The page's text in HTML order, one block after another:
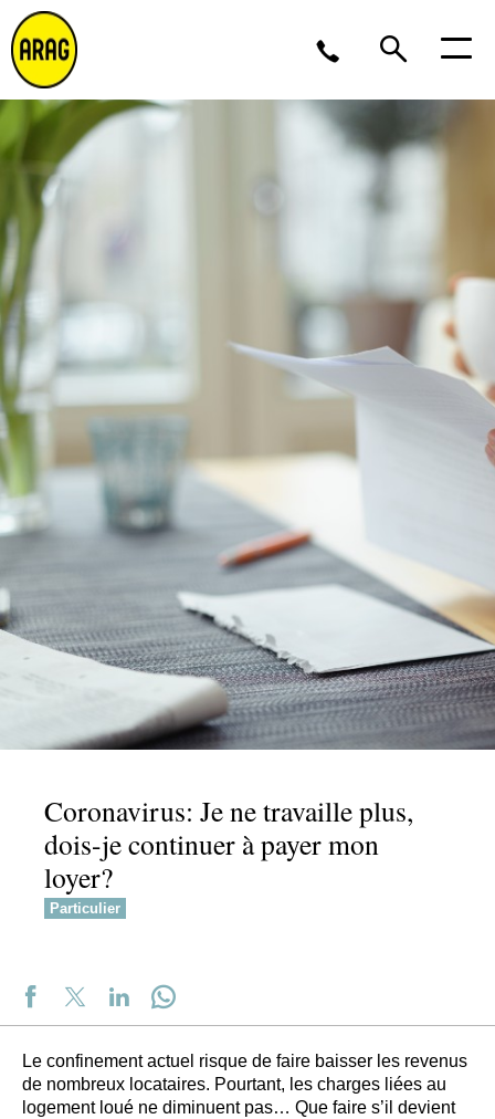
Coronavirus: Je ne travaille plus,
dois-je continuer à payer mon
loyer?
Particulier
Le confinement actuel risque de faire baisser les revenus
de nombreux locataires. Pourtant, les charges liées au
logement loué ne diminuent pas… Que faire s’il devient